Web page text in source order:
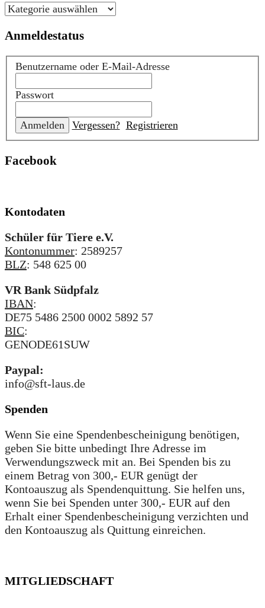
Kategorien
Anmeldestatus
Benutzername oder E-Mail-Adresse
Passwort
Vergessen? Registrieren
Facebook
Kontodaten
Schüler für Tiere e.V.
Kontonummer: 2589257
BLZ: 548 625 00
VR Bank Südpfalz
IBAN:
DE75 5486 2500 0002 5892 57
BIC:
GENODE61SUW
Paypal:
info@sft-laus.de
Spenden
Wenn Sie eine Spendenbescheinigung benötigen,
geben Sie bitte unbedingt Ihre Adresse im
Verwendungszweck mit an. Bei Spenden bis zu
einem Betrag von 300,- EUR genügt der
Kontoauszug als Spendenquittung. Sie helfen uns,
wenn Sie bei Spenden unter 300,- EUR auf den
Erhalt einer Spendenbescheinigung verzichten und
den Kontoauszug als Quittung einreichen.
MITGLIEDSCHAFT